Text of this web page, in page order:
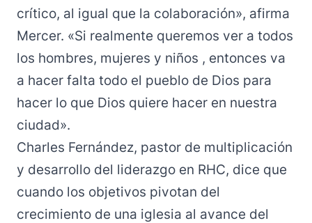
crítico, al igual que la colaboración», afirma
Mercer. «Si realmente queremos ver a todos
los hombres, mujeres y niños , entonces va
a hacer falta todo el pueblo de Dios para
hacer lo que Dios quiere hacer en nuestra
ciudad».
Charles Fernández, pastor de multiplicación
y desarrollo del liderazgo en RHC, dice que
cuando los objetivos pivotan del
crecimiento de una iglesia al avance del